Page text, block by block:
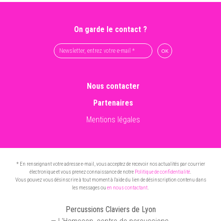
On garde le contact ?
Nous contacter
Partenaires
Mentions légales
* En renseignant votre adresse e-mail, vous acceptez de recevoir nos actualités par courrier
électronique et vous prenez connaissance de notre Politique de confidentialité.
Vous pouvez vous désinscrire à tout moment à l'aide du lien de désinscription contenu dans
les messages ou en nous contactant.
Percussions Claviers de Lyon